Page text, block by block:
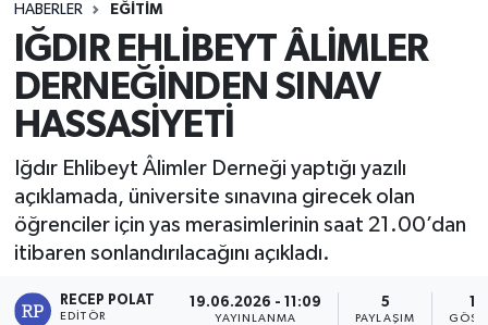
HABERLER EĞITIM
IĞDIR EHLİBEYT ÂLİMLER
DERNEĞİNDEN SINAV
HASSASİYETİ
Iğdır Ehlibeyt Âlimler Derneği yaptığı yazılı
açıklamada, üniversite sınavına girecek olan
öğrenciler için yas merasimlerinin saat 21.00’dan
itibaren sonlandırılacağını açıkladı.
RECEP POLAT
EDITÖR
19.06.2026 - 11:09
YAYINLANMA
5
PAYLAŞIM
Son Dakika Haberleri
Haber Arşivi